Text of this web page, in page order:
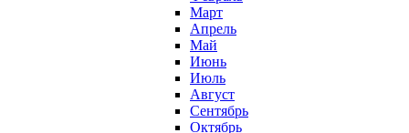
Март
Апрель
Май
Июнь
Июль
Август
Сентябрь
Октябрь